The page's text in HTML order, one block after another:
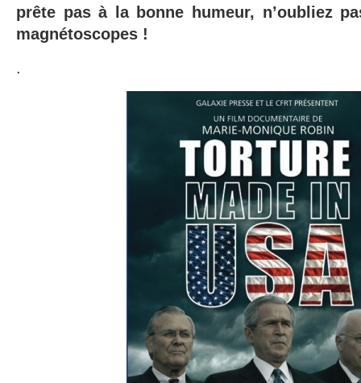
prête pas à la bonne humeur, n’oubliez
magnétoscopes !
.